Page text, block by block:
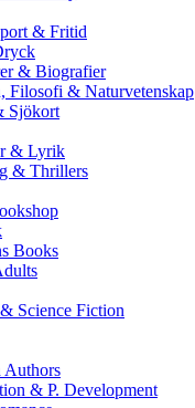
& Fritid
& Biografier
Filosofi & Naturvetenskap
Sjökort
& Lyrik
& Thrillers
Books
Science Fiction
Authors
& P. Development